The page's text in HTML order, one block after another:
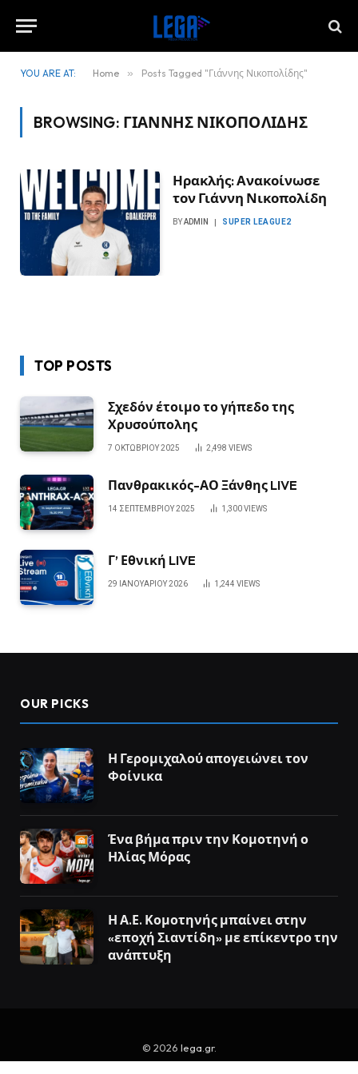
YOU ARE AT: Home » Posts Tagged "Γιάννης Νικοπολίδης"
BROWSING: ΓΙΆΝΝΗΣ ΝΙΚΟΠΟΛΊΔΗΣ
Ηρακλής: Ανακοίνωσε
τον Γιάννη Νικοπολίδη
BYADMIN SUPER LEAGUE2
TOP POSTS
Σχεδόν έτοιμο το γήπεδο της
Χρυσούπολης
7 ΟΚΤΩΒΡΊΟΥ 2025 2,498 VIEWS
Πανθρακικός-ΑΟ Ξάνθης LIVE
14 ΣΕΠΤΕΜΒΡΊΟΥ 2025 1,300VIEWS
Γ’ Εθνική LIVE
29 ΙΑΝΟΥΑΡΊΟΥ 2026 1,244 VIEWS
OUR PICKS
Η Γερομιχαλού απογειώνει τον
Φοίνικα
Ένα βήμα πριν την Κομοτηνή ο
Ηλίας Μόρας
Η Α.Ε. Κομοτηνής μπαίνει στην
«εποχή Σιαντίδη» με επίκεντρο την
ανάπτυξη
© 2026 lega.gr.